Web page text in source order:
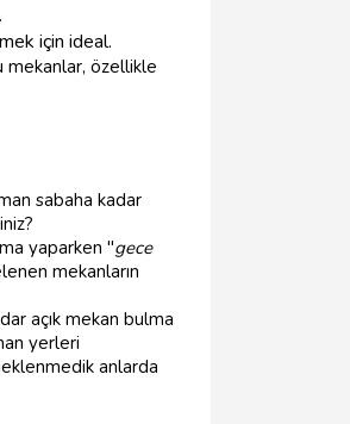
için ideal.
mekanlar, özellikle
sabaha kadar
yaparken "gece
mekanların
açık mekan bulma
yerleri
anlarda